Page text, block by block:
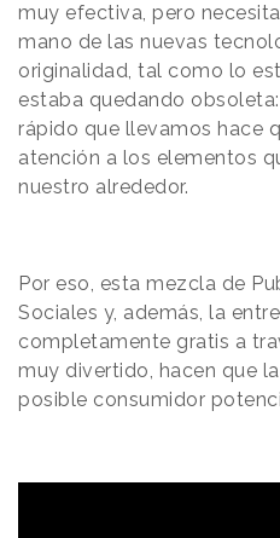
muy efectiva, pero
mano de las nuevas
originalidad, tal como lo
estaba quedando
rápido que llevamos hace
atención a los elementos
nuestro alrededor.
Por eso, esta mezcla de
Sociales y, además, la
completamente gratis a
muy divertido, hacen que
posible consumidor